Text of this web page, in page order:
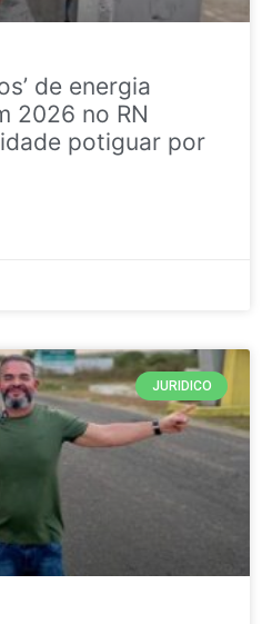
de energia
2026 no RN
potiguar por
JURIDICO